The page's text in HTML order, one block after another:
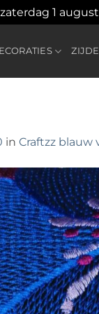
1
ZIJDE
in Craftzz blauw